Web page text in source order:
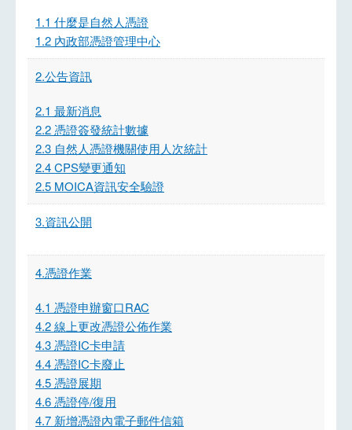
1.1 什麼是自然人憑證
1.2 內政部憑證管理中心
2.公告資訊
2.1 最新消息
2.2 憑證簽發統計數據
2.3 自然人憑證機關使用人次統計
2.4 CPS變更通知
2.5 MOICA資訊安全驗證
3.資訊公開
4.憑證作業
4.1 憑證申辦窗口RAC
4.2 線上更改憑證公佈作業
4.3 憑證IC卡申請
4.4 憑證IC卡廢止
4.5 憑證展期
4.6 憑證停/復用
4.7 新增憑證內電子郵件信箱